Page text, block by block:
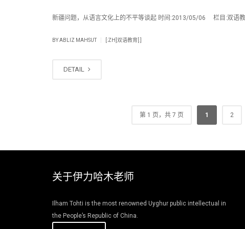
新疆问题，从语言文化上的不平等谈起 时间:2013/05/06 栏目:双语
BYABLIZ MAHSUT [:ZH]双语教育[:]
DETAIL
第 1 页，共 7 页 1 2
关于伊力哈木老师
Ilham Tohti is the most renowned Uyghur public intellectual in
the People’s Republic of China.